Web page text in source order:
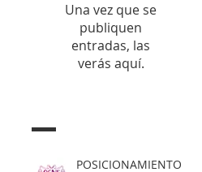
Una vez que se
publiquen
entradas, las
verás aquí.
POSICIONAMIENTO